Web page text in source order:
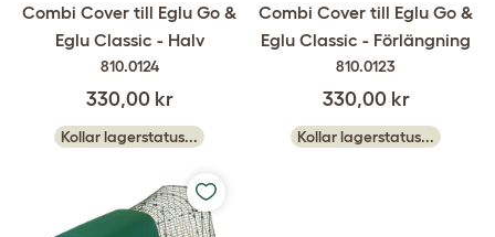
Combi Cover till Eglu Go &
Eglu Classic - Halv
810.0124
330,00 kr
Kollar lagerstatus...
Combi Cover till Eglu Go &
Eglu Classic - Förlängning
810.0123
330,00 kr
Kollar lagerstatus...